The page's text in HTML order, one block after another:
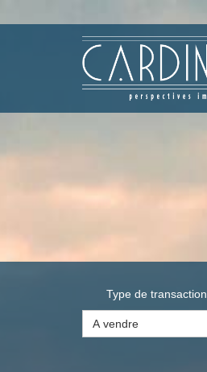
Type de transaction
A vendre